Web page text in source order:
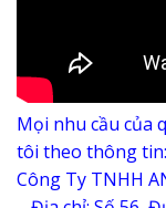
Mọi nhu cầu của
tôi theo thông tin:
Công Ty TNHH